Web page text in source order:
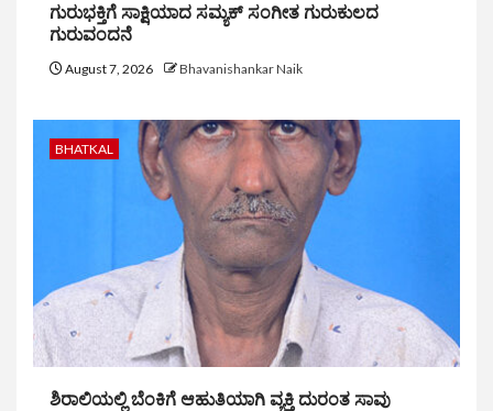
ಗುರುಭಕ್ತಿಗೆ ಸಾಕ್ಷಿಯಾದ ಸಮ್ಯಕ್ ಸಂಗೀತ ಗುರುಕುಲದ
ಗುರುವಂದನೆ
August 7, 2026 Bhavanishankar Naik
BHATKAL
ಶಿರಾಲಿಯಲ್ಲಿ ಬೆಂಕಿಗೆ ಆಹುತಿಯಾಗಿ ವ್ಯಕ್ತಿ ದುರಂತ ಸಾವು